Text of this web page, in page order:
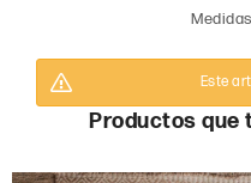
Este
Productos que